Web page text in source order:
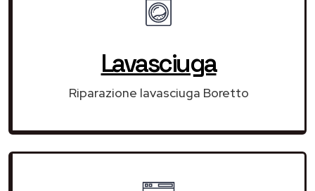
Lavasciuga
Riparazione lavasciuga Boretto